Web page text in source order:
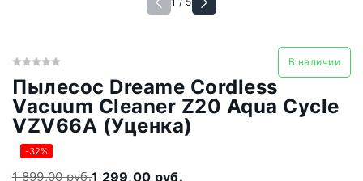
В наличии
Пылесос Dreame Cordless
Vacuum Cleaner Z20 Aqua Cycle
VZV66A (Уценка)
-32%
1 899,00 руб.1 299,00 руб.